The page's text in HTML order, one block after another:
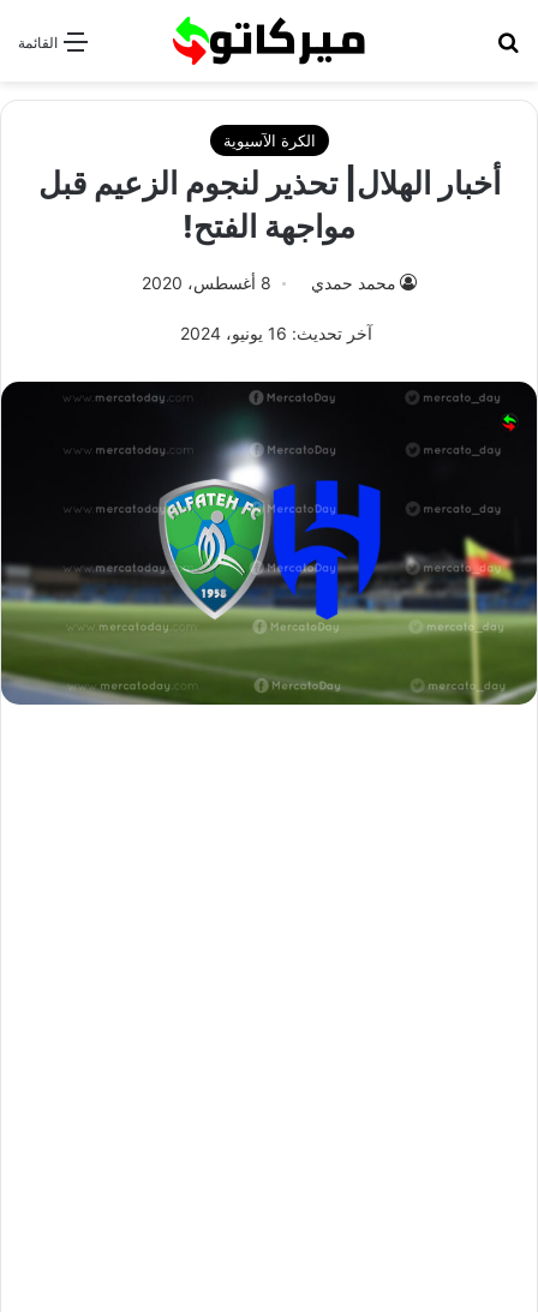
القائمة
الكرة الآسيوية
أخبار الهلال| تحذير لنجوم الزعيم قبل
مواجهة الفتح!
محمد حمدي 8 أغسطس، 2020
آخر تحديث: 16 يونيو، 2024